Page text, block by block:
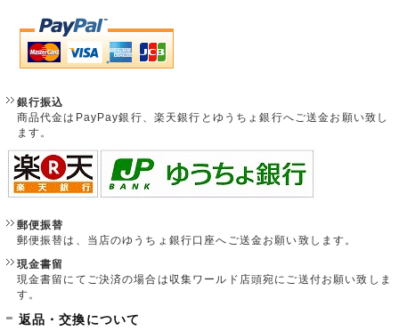
銀行振込
商品代金はPayPay銀行、楽天銀行とゆうちょ銀行へご送金お願い致し
ます。
郵便振替
郵便振替は、当店のゆうちょ銀行口座へご送金お願い致します。
現金書留
現金書留にてご決済の場合は収集ワールド店頭宛にご送付お願い致しま
す。
返品・交換について